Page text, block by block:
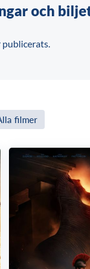
och
publicerats.
filmer